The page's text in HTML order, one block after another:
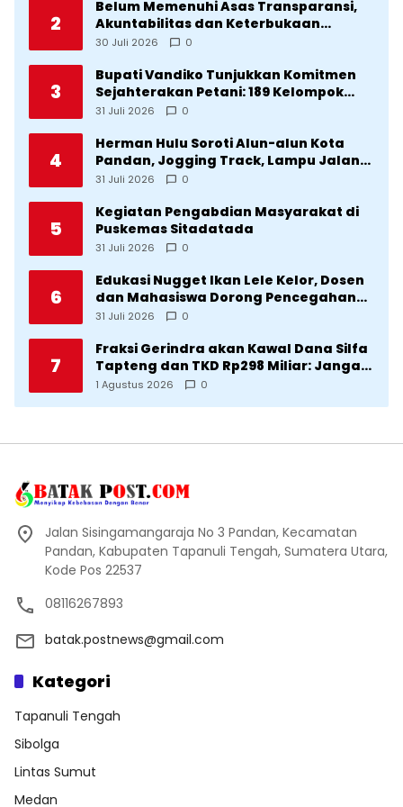
2
Belum Memenuhi Asas Transparansi,
Akuntabilitas dan Keterbukaan
Informasi, DPRD Tolak Ranperda
2025
30 Juli 2026 0
3
Bupati Vandiko Tunjukkan Komitmen
Sejahterakan Petani: 189 Kelompok
Tani Terima Bibit dan Alsintan
31 Juli 2026 0
4
Herman Hulu Soroti Alun-alun Kota
Pandan, Jogging Track, Lampu Jalan
Lingkar Kota yang Tak Terurus
31 Juli 2026 0
5
Kegiatan Pengabdian Masyarakat di
Puskemas Sitadatada
31 Juli 2026 0
6
Edukasi Nugget Ikan Lele Kelor, Dosen
dan Mahasiswa Dorong Pencegahan
Stunting di Desa Silangkitang
31 Juli 2026 0
7
Fraksi Gerindra akan Kawal Dana Silfa
Tapteng dan TKD Rp298 Miliar: Jangan
Sampai Pekerjaan Pusat dan Provinsi
1 Agustus 2026 0
Jalan Sisingamangaraja No 3 Pandan, Kecamatan
Pandan, Kabupaten Tapanuli Tengah, Sumatera Utara,
Kode Pos 22537
08116267893
batak.postnews@gmail.com
Kategori
Tapanuli Tengah
Sibolga
Lintas Sumut
Medan